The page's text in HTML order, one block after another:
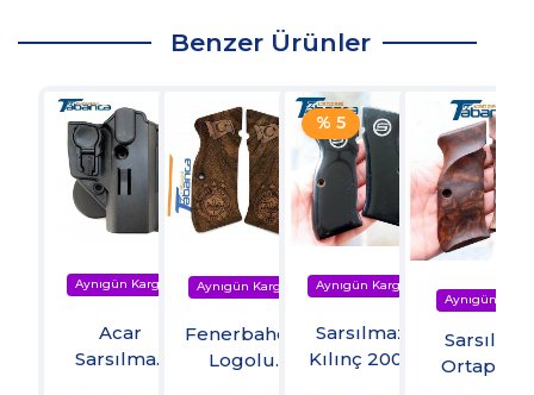
Benzer Ürünler
Acar
Sarsılmaz
Fenerbahçe
Logolu
% 5
Sarsılmaz
Kılınç 2000